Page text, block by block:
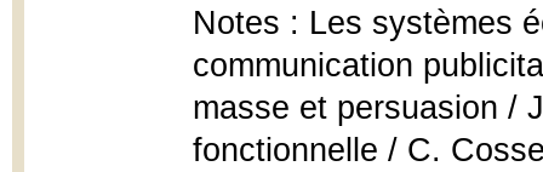
Notes : Les systèmes
communication
masse et persuasion /
fonctionnelle / C.